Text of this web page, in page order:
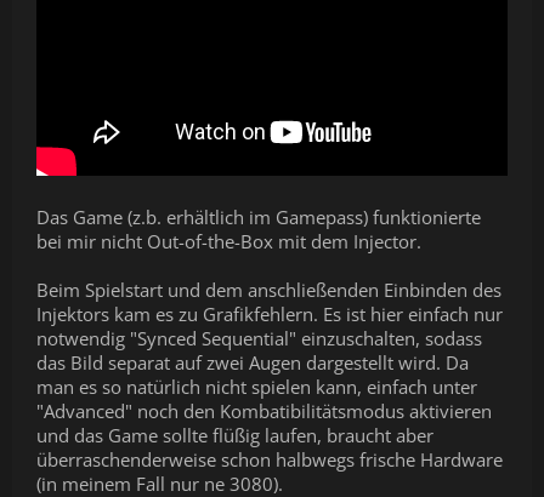
Das Game (z.b. erhältlich im Gamepass) funktionierte
bei mir nicht Out-of-the-Box mit dem Injector.
Beim Spielstart und dem anschließenden Einbinden des
Injektors kam es zu Grafikfehlern. Es ist hier einfach nur
notwendig "Synced Sequential" einzuschalten, sodass
das Bild separat auf zwei Augen dargestellt wird. Da
man es so natürlich nicht spielen kann, einfach unter
"Advanced" noch den Kombatibilitätsmodus aktivieren
und das Game sollte flüßig laufen, braucht aber
überraschenderweise schon halbwegs frische Hardware
(in meinem Fall nur ne 3080).